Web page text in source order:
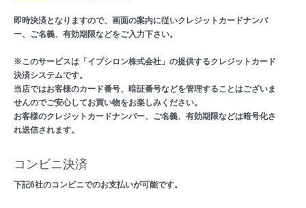
即時決済となりますので、画面の案内に従いクレジットカードナンバ
ー、ご名義、有効期限などをご入力下さい。
※このサービスは「イプシロン株式会社」の提供するクレジットカード
決済システムです。
当店ではお客様のカード番号、暗証番号などを管理することはございま
せんのでご安心してお買い物をお楽しみください。
お客様のクレジットカードナンバー、ご名義、有効期限などは暗号化さ
れ送信されます。
コンビニ決済
下記6社のコンビニでのお支払いが可能です。